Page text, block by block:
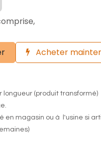
Acheter
longueur (produit transformé)
en magasin ou à l'usine si